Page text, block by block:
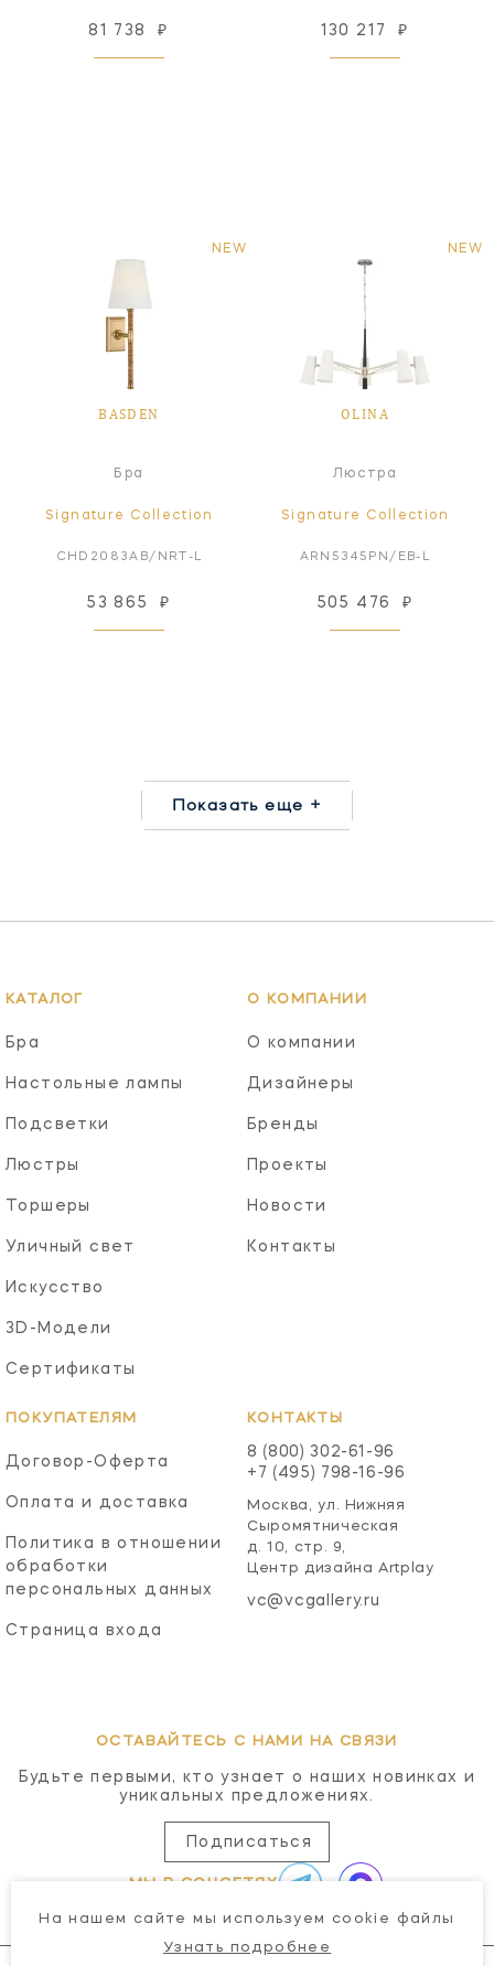
81 738 ₽ 130 217 ₽
NEW
BASDEN
Бра
Signature Collection
CHD2083AB/NRT-L
53 865 ₽
NEW
OLINA
Люстра
Signature Collection
ARN5345PN/EB-L
505 476 ₽
Показать еще +
КАТАЛОГ
Бра
Настольные лампы
Подсветки
Люстры
Торшеры
Уличный свет
Искусство
3D-Модели
Сертификаты
О КОМПАНИИ
О компании
Дизайнеры
Бренды
Проекты
Новости
Контакты
ПОКУПАТЕЛЯМ
Договор-Оферта
Оплата и доставка
Политика в отношении
обработки
персональных данных
Страница входа
КОНТАКТЫ
8 (800) 302-61-96
+7 (495) 798-16-96
Москва, ул. Нижняя
Сыромятническая
д. 10, стр. 9,
Центр дизайна Artplay
vc@vcgallery.ru
ОСТАВАЙТЕСЬ С НАМИ НА СВЯЗИ
Будьте первыми, кто узнает о наших новинках и
уникальных предложениях.
Подписаться
МЫ В СОЦСЕТЯХ
На нашем сайте мы используем cookie файлы
Узнать подробнее